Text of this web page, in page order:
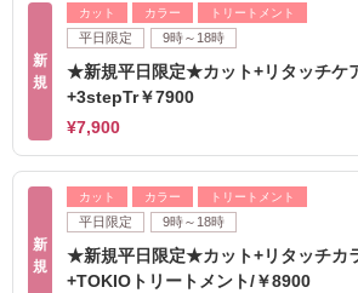
新
規
カット カラー トリートメント
平日限定 9時～18時
★新規平日限定★カット+リタッチケ
+3stepTr￥7900
¥7,900
新
規
カット カラー トリートメント
平日限定 9時～18時
★新規平日限定★カット+リタッチカ
+TOKIOトリートメント/￥8900